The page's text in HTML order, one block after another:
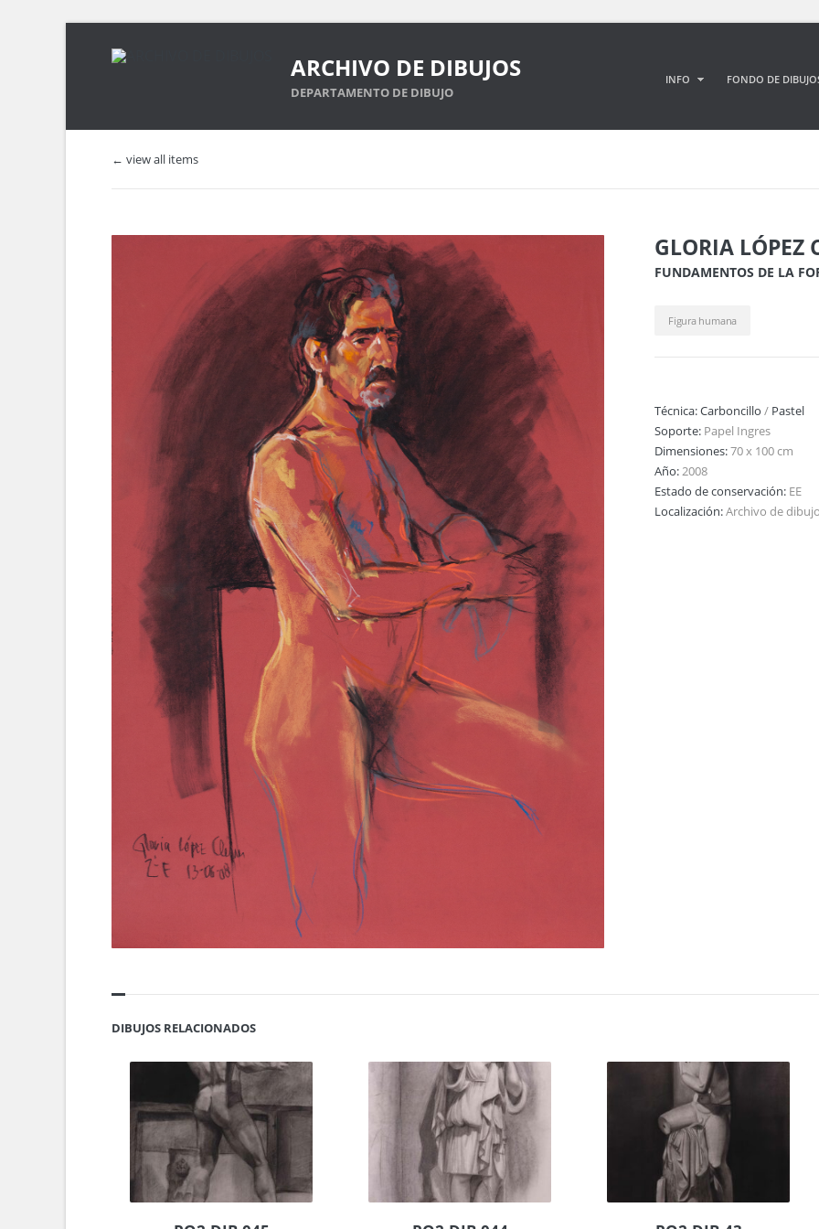
ARCHIVO DE DIBUJOS
DEPARTAMENTO DE DIBUJO
INFO FONDO DE
← view all items
GLORIA LÓPEZ
FUNDAMENTOS DE LA
Figura humana
Técnica:Carboncillo / Pastel
Soporte: Papel Ingres
Dimensiones:70 x 100 cm
Año:2008
Estado de conservación: EE
Localización:Archivo de
DIBUJOS RELACIONADOS